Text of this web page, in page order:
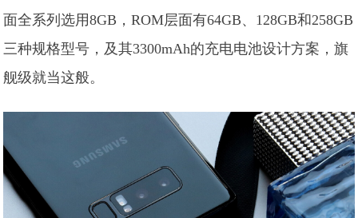
面全系列选用8GB，ROM层面有64GB、128GB和258GB
三种规格型号，及其3300mAh的充电电池设计方案，旗
舰级就当这般。